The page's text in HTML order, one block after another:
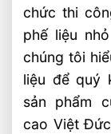
chức thi
phế liệu
chúng tôi
liệu để quý
sản phẩm
cao Việt